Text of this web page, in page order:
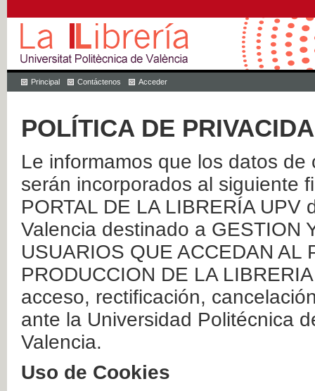
Principal Contáctenos Acceder
POLÍTICA DE
Le informamos que los datos
serán incorporados al siguiente
PORTAL DE LA LIBRERÍA
Valencia destinado a GESTION
USUARIOS QUE ACCEDAN AL
PRODUCCION DE LA
acceso, rectificación,
ante la Universidad Politécnica
Valencia.
Uso de Cookies